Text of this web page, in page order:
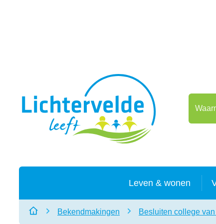
Leven & wonen
Startpagina
Bekendmakingen Besluiten college